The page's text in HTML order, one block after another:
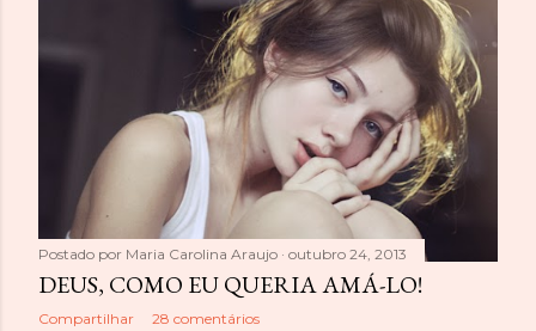
Postado por Maria Carolina Araujo outubro 24, 2013
DEUS, COMO EU QUERIA AMÁ-LO!
Compartilhar 28 comentários